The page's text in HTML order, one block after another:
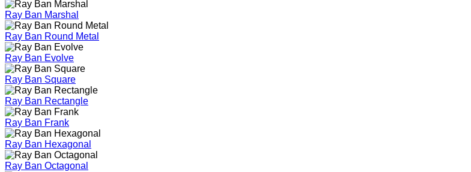
Ray Ban Marshal
Ray Ban Round Metal
Ray Ban Evolve
Ray Ban Square
Ray Ban Rectangle
Ray Ban Frank
Ray Ban Hexagonal
Ray Ban Octagonal